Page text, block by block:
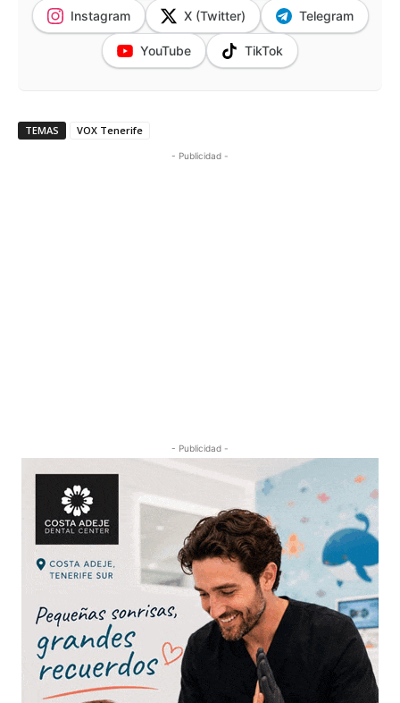
Instagram X (Twitter) Telegram
YouTube TikTok
TEMAS VOX Tenerife
- Publicidad -
- Publicidad -